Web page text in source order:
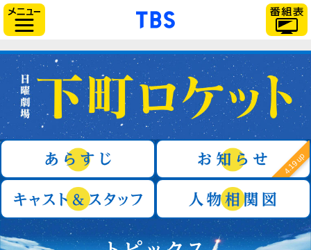
「TBSテレビ」トップ
日曜劇場『下町ロケット』
4.19 up
キャスト＆スタッフ